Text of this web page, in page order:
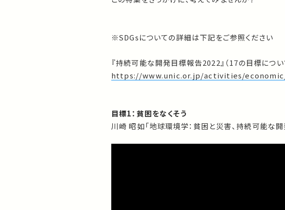
※SDGsについての詳細は下記をご参照ください
『持続可能な開発目標報告2022』（17の目標につい
https://www.unic.or.jp/activities/
目標1：貧困をなくそう
川崎 昭如「地球環境学：貧困と災害、持続可能な開